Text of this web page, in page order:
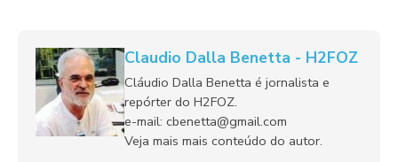
Claudio Dalla Benetta - H2FOZ
Cláudio Dalla Benetta é jornalista e
repórter do H2FOZ.
e-mail: cbenetta@gmail.com
Veja mais mais conteúdo do autor.